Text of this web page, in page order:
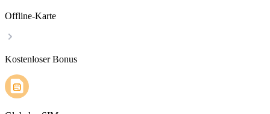
Offline-Karte
Kostenloser Bonus